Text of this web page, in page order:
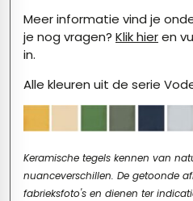
Meer informatie vind je
je nog vragen? Klik hieren
in.
Alle kleuren uit de serie
Keramische tegels kennen van
nuanceverschillen. De getoonde
fabrieksfoto's en dienen ter